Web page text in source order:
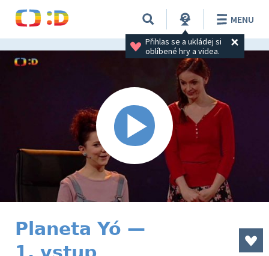
Přihlas se a ukládej si
oblíbené hry a videa.
MENU
Planeta Yó —